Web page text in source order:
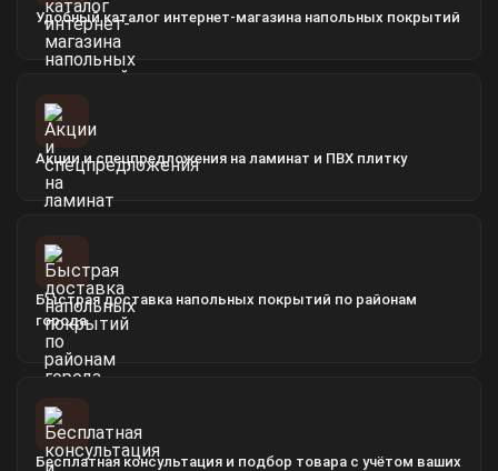
Удобный каталог интернет-магазина напольных покрытий
Акции и спецпредложения на ламинат и ПВХ плитку
Быстрая доставка напольных покрытий по районам
города
Бесплатная консультация и подбор товара с учётом ваших